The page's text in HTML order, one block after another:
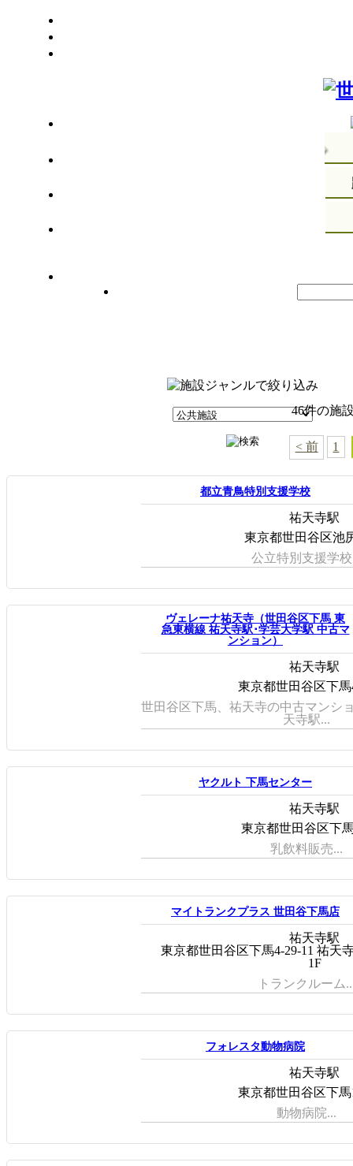
46件の施
< 前 1
都立青鳥特別支援学校
祐天寺駅
東京都世田谷区池
公立特別支援学
ヴェレーナ祐天寺（世田谷区下馬 東
急東横線 祐天寺駅･学芸大学駅 中古マ
ンション）
祐天寺駅
東京都世田谷区下馬
世田谷区下馬、祐天寺の中古マンシ
天寺駅...
ヤクルト 下馬センター
祐天寺駅
東京都世田谷区下
乳飲料販売...
マイトランクプラス 世田谷下馬店
祐天寺駅
東京都世田谷区下馬4-29-11 祐天
1F
トランクルーム
フォレスタ動物病院
祐天寺駅
東京都世田谷区下馬
動物病院...